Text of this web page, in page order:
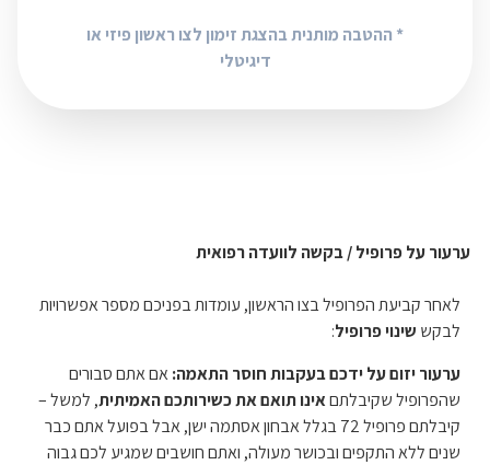
* ההטבה מותנית בהצגת זימון לצו ראשון פיזי או
דיגיטלי
ערעור על פרופיל / בקשה לוועדה רפואית
לאחר קביעת הפרופיל בצו הראשון, עומדות בפניכם מספר אפשרויות
לבקש שינוי פרופיל:
ערעור יזום על ידכם בעקבות חוסר התאמה:אם אתם סבורים
שהפרופיל שקיבלתםאינו תואם את כשירותכם האמיתית, למשל –
קיבלתם פרופיל 72 בגלל אבחון אסתמה ישן, אבל בפועל אתם כבר
שנים ללא התקפים ובכושר מעולה, ואתם חושבים שמגיע לכם גבוה